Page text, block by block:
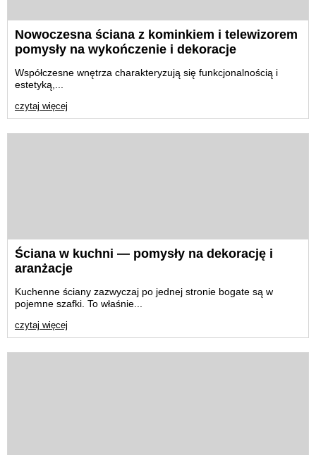
Nowoczesna ściana z kominkiem i telewizorem
pomysły na wykończenie i dekoracje
Współczesne wnętrza charakteryzują się funkcjonalnością i
estetyką,...
czytaj więcej
Ściana w kuchni — pomysły na dekorację i
aranżacje
Kuchenne ściany zazwyczaj po jednej stronie bogate są w
pojemne szafki. To właśnie...
czytaj więcej